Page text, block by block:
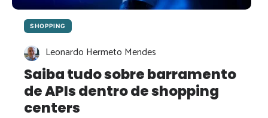
SHOPPING
Leonardo Hermeto Mendes
Saiba tudo sobre barramento
de APIs dentro de shopping
centers